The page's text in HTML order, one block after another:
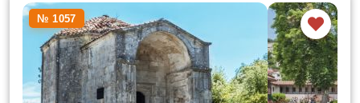
№ 1057